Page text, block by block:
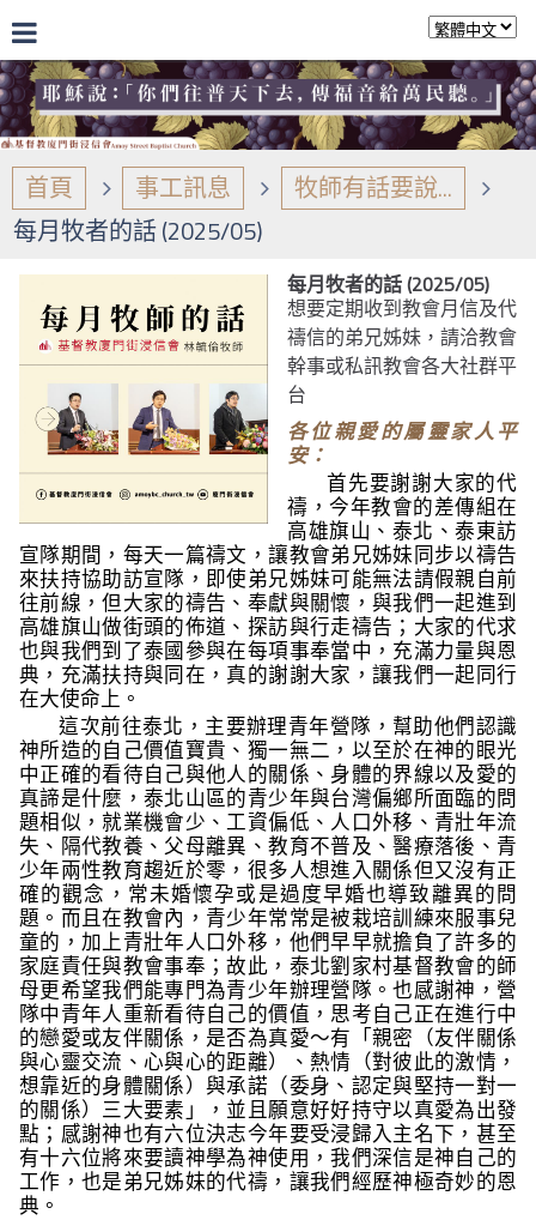
首頁 事工訊息
牧師有話要說...
每月牧者的話 (2025/05)
每月牧者的話 (2025/05)
想要定期收到教會月信及代
禱信的弟兄姊妹，請洽教會
幹事或私訊教會各大社群平
台
各位親愛的屬靈家人平
安：
首先要謝謝大家的代
禱，今年教會的差傳組在
高雄旗山、泰北、泰東訪
宣隊期間，每天一篇禱文，讓教會弟兄姊妹同步以禱告
來扶持協助訪宣隊，即使弟兄姊妹可能無法請假親自前
往前線，但大家的禱告、奉獻與關懷，與我們一起進到
高雄旗山做街頭的佈道、探訪與行走禱告；大家的代求
也與我們到了泰國參與在每項事奉當中，充滿力量與恩
典，充滿扶持與同在，真的謝謝大家，讓我們一起同行
在大使命上。
這次前往泰北，主要辦理青年營隊，幫助他們認識
神所造的自己價值寶貴、獨一無二，以至於在神的眼光
中正確的看待自己與他人的關係、身體的界線以及愛的
真諦是什麼，泰北山區的青少年與台灣偏鄉所面臨的問
題相似，就業機會少、工資偏低、人口外移、青壯年流
失、隔代教養、父母離異、教育不普及、醫療落後、青
少年兩性教育趨近於零，很多人想進入關係但又沒有正
確的觀念，常未婚懷孕或是過度早婚也導致離異的問
題。而且在教會內，青少年常常是被栽培訓練來服事兒
童的，加上青壯年人口外移，他們早早就擔負了許多的
家庭責任與教會事奉；故此，泰北劉家村基督教會的師
母更希望我們能專門為青少年辦理營隊。也感謝神，營
隊中青年人重新看待自己的價值，思考自己正在進行中
的戀愛或友伴關係，是否為真愛～有「親密（友伴關係
與心靈交流、心與心的距離）、熱情（對彼此的激情，
想靠近的身體關係）與承諾（委身、認定與堅持一對一
的關係）三大要素」，並且願意好好持守以真愛為出發
點；感謝神也有六位決志今年要受浸歸入主名下，甚至
有十六位將來要讀神學為神使用，我們深信是神自己的
工作，也是弟兄姊妹的代禱，讓我們經歷神極奇妙的恩
典。